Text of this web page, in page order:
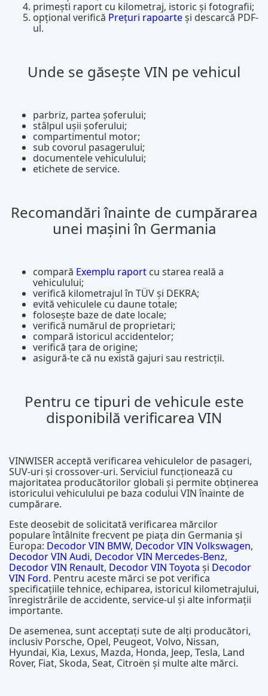
primești raport cu kilometraj, istoric și fotografii;
opțional verifică Prețuri rapoarteși descarcă PDF-
ul.
Unde se găsește VIN pe vehicul
parbriz, partea șoferului;
stâlpul ușii șoferului;
compartimentul motor;
sub covorul pasagerului;
documentele vehiculului;
etichete de service.
Recomandări înainte de cumpărarea
unei mașini în Germania
compară Exemplu raport cu starea reală a
vehiculului;
verifică kilometrajul în TÜV și DEKRA;
evită vehiculele cu daune totale;
folosește baze de date locale;
verifică numărul de proprietari;
compară istoricul accidentelor;
verifică țara de origine;
asigură-te că nu există gajuri sau restricții.
Pentru ce tipuri de vehicule este
disponibilă verificarea VIN
VINWISER acceptă verificarea vehiculelor de pasageri,
SUV-uri și crossover-uri. Serviciul funcționează cu
majoritatea producătorilor globali și permite obținerea
istoricului vehiculului pe baza codului VIN înainte de
cumpărare.
Este deosebit de solicitată verificarea mărcilor
populare întâlnite frecvent pe piața din Germania și
Europa: Decodor VIN BMW, Decodor VIN Volkswagen,
Decodor VIN Audi, Decodor VIN Mercedes-Benz,
Decodor VIN Renault, Decodor VIN Toyota și Decodor
VIN Ford. Pentru aceste mărci se pot verifica
specificațiile tehnice, echiparea, istoricul kilometrajului,
înregistrările de accidente, service-ul și alte informații
importante.
De asemenea, sunt acceptați sute de alți producători,
inclusiv Porsche, Opel, Peugeot, Volvo, Nissan,
Hyundai, Kia, Lexus, Mazda, Honda, Jeep, Tesla, Land
Rover, Fiat, Skoda, Seat, Citroën și multe alte mărci.